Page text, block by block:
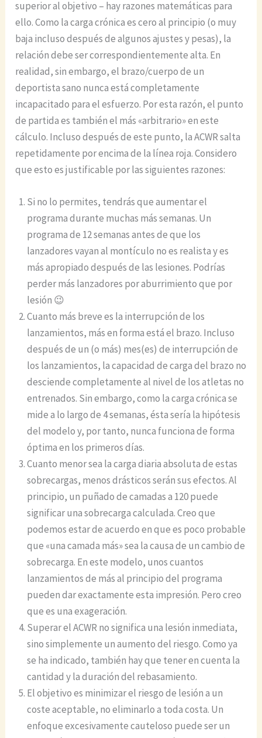
superior al objetivo – hay razones matemáticas para
ello. Como la carga crónica es cero al principio (o muy
baja incluso después de algunos ajustes y pesas), la
relación debe ser correspondientemente alta. En
realidad, sin embargo, el brazo/cuerpo de un
deportista sano nunca está completamente
incapacitado para el esfuerzo. Por esta razón, el punto
de partida es también el más «arbitrario» en este
cálculo. Incluso después de este punto, la ACWR salta
repetidamente por encima de la línea roja. Considero
que esto es justificable por las siguientes razones:
Si no lo permites, tendrás que aumentar el
programa durante muchas más semanas. Un
programa de 12 semanas antes de que los
lanzadores vayan al montículo no es realista y es
más apropiado después de las lesiones. Podrías
perder más lanzadores por aburrimiento que por
lesión 😉
Cuanto más breve es la interrupción de los
lanzamientos, más en forma está el brazo. Incluso
después de un (o más) mes(es) de interrupción de
los lanzamientos, la capacidad de carga del brazo no
desciende completamente al nivel de los atletas no
entrenados. Sin embargo, como la carga crónica se
mide a lo largo de 4 semanas, ésta sería la hipótesis
del modelo y, por tanto, nunca funciona de forma
óptima en los primeros días.
Cuanto menor sea la carga diaria absoluta de estas
sobrecargas, menos drásticos serán sus efectos. Al
principio, un puñado de camadas a 120 puede
significar una sobrecarga calculada. Creo que
podemos estar de acuerdo en que es poco probable
que «una camada más» sea la causa de un cambio de
sobrecarga. En este modelo, unos cuantos
lanzamientos de más al principio del programa
pueden dar exactamente esta impresión. Pero creo
que es una exageración.
Superar el ACWR no significa una lesión inmediata,
sino simplemente un aumento del riesgo. Como ya
se ha indicado, también hay que tener en cuenta la
cantidad y la duración del rebasamiento.
El objetivo es minimizar el riesgo de lesión a un
coste aceptable, no eliminarlo a toda costa. Un
enfoque excesivamente cauteloso puede ser un